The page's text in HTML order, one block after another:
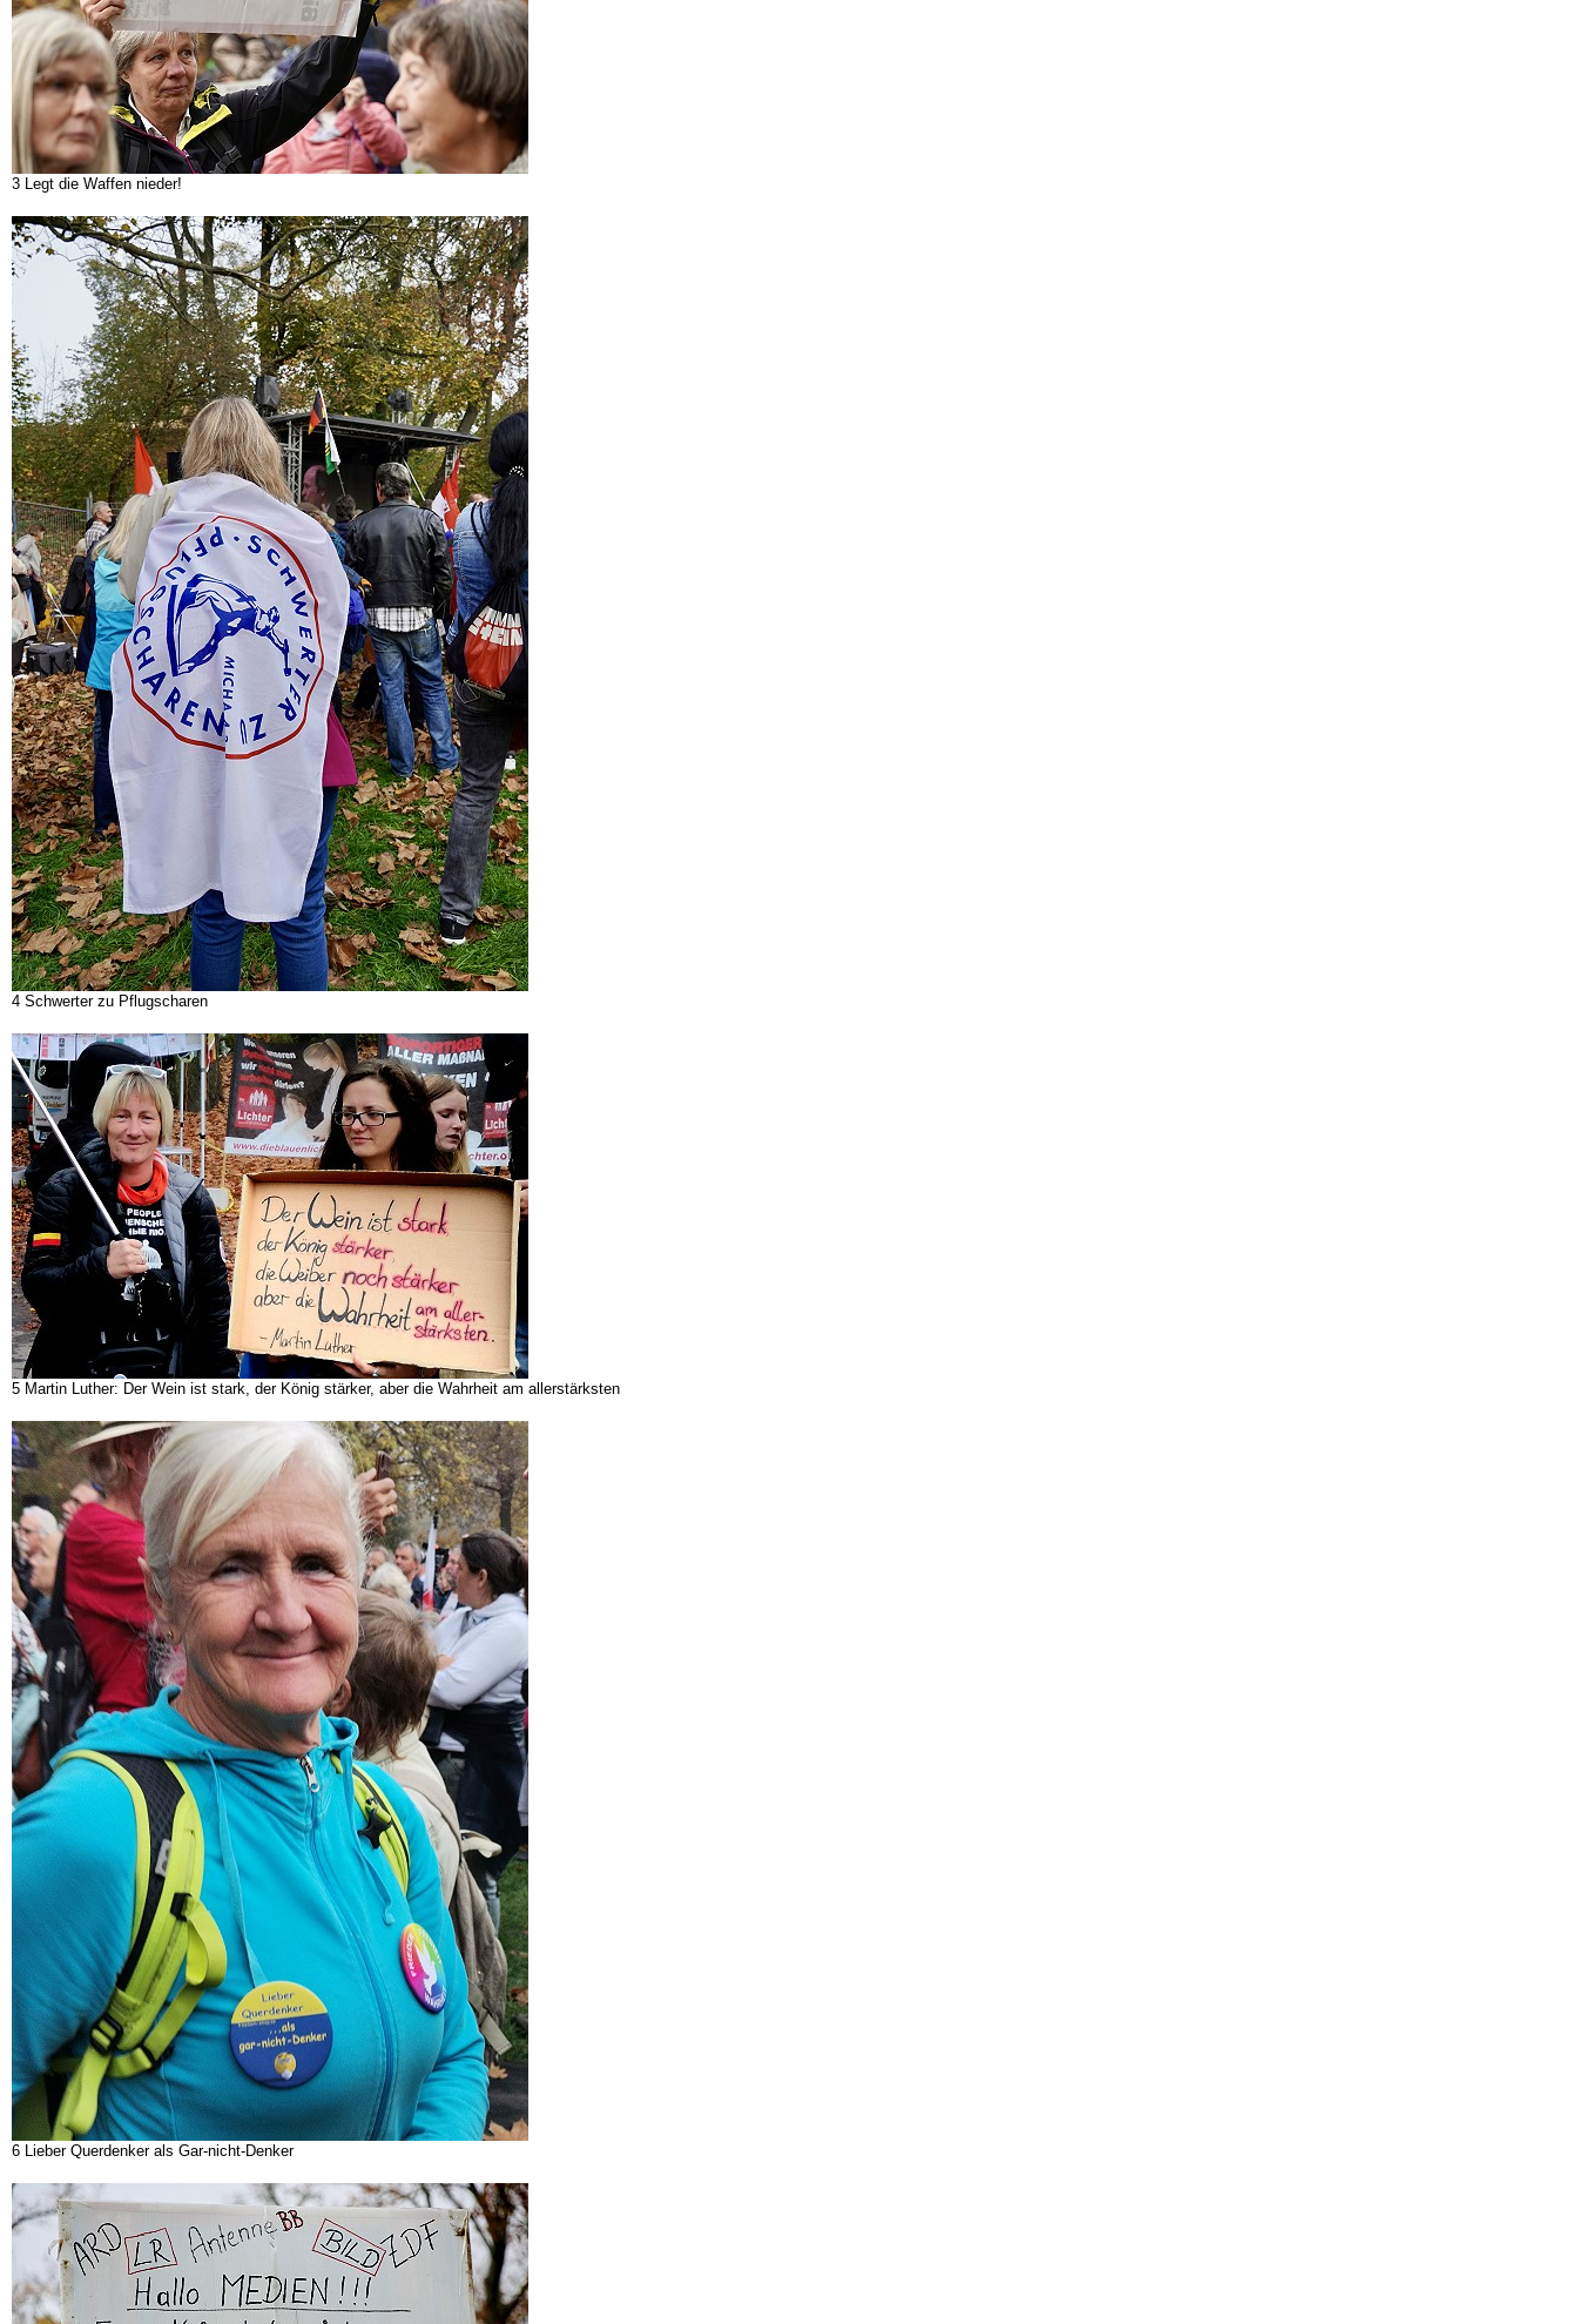
3 Legt die Waffen nieder!
4 Schwerter zu Pflugscharen
5 Martin Luther: Der Wein ist stark, der König stärker, aber die Wahrheit am allerstärksten
6 Lieber Querdenker als Gar-nicht-Denker